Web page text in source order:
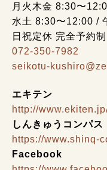
月火木金 8:30〜
水土 8:30〜12:00 /
日祝定休 完全予約制
072-350-7982
seikotu-
エキテン
http://
しんきゅうコンパス
https://www.shinq-
Facebook